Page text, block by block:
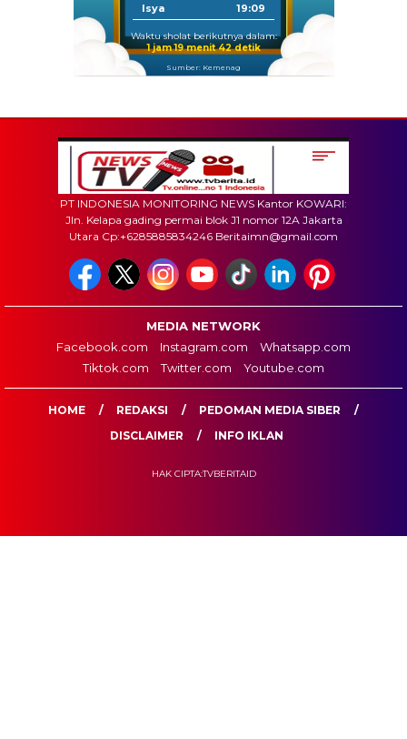
Isya 19:09
Waktu sholat berikutnya dalam:
1 jam 19 menit 42 detik
Sumber: Kemenag
PT INDONESIA MONITORING NEWS Kantor KOWARI:
Jln. Kelapa gading permai blok J1 nomor 12A Jakarta
Utara Cp:+6285885834246 Beritaimn@gmail.com
MEDIA NETWORK
Facebook.com
Instagram.com
Whatsapp.com
Tiktok.com
Twitter.com Youtube.com
HOME REDAKSI
PEDOMAN MEDIA SIBER
DISCLAIMER
INFO IKLAN
HAK CIPTA:TVBERITAID